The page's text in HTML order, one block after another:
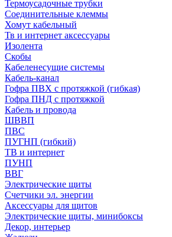
Термоусадочные трубки
Соединительные клеммы
Хомут кабельный
Тв и интернет аксессуары
Изолента
Скобы
Кабеленесущие системы
Кабель-канал
Гофра ПВХ с протяжкой (гибкая)
Гофра ПНД с протяжкой
Кабель и провода
ШВВП
ПВС
ПУГНП (гибкий)
ТВ и интернет
ПУНП
ВВГ
Электрические щиты
Счетчики эл. энергии
Аксессуары для щитов
Электрические щиты, минибоксы
Декор, интерьер